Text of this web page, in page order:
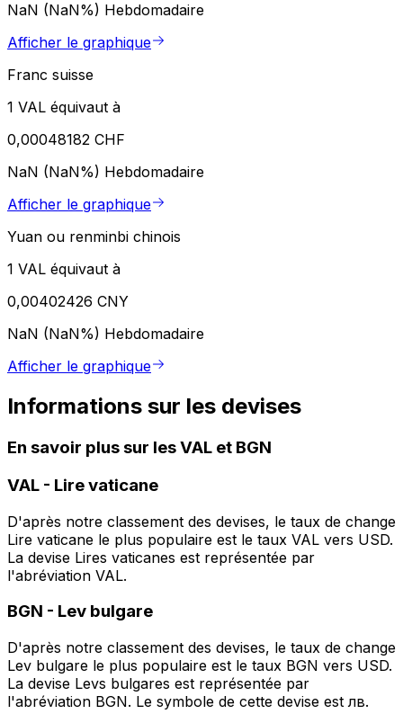
NaN (NaN%) Hebdomadaire
Afficher le graphique
Franc suisse
1 VAL équivaut à
0,00048182 CHF
NaN (NaN%) Hebdomadaire
Afficher le graphique
Yuan ou renminbi chinois
1 VAL équivaut à
0,00402426 CNY
NaN (NaN%) Hebdomadaire
Afficher le graphique
Informations sur les devises
En savoir plus sur les VAL et BGN
VAL - Lire vaticane
D'après notre classement des devises, le taux de change
Lire vaticane le plus populaire est le taux VAL vers USD.
La devise Lires vaticanes est représentée par
l'abréviation VAL.
BGN - Lev bulgare
D'après notre classement des devises, le taux de change
Lev bulgare le plus populaire est le taux BGN vers USD.
La devise Levs bulgares est représentée par
l'abréviation BGN. Le symbole de cette devise est лв.